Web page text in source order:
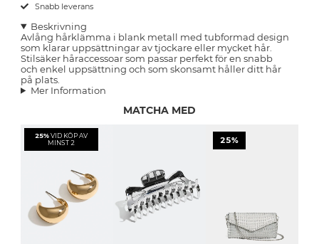
Snabb leverans
Beskrivning
Avlång hårklämma i blank metall med tubformad design
som klarar uppsättningar av tjockare eller mycket hår.
Stilsäker håraccessoar som passar perfekt för en snabb
och enkel uppsättning och som skonsamt håller ditt hår
på plats.
Mer Information
MATCHA MED
25% VID KÖP AV
MINST 2
25%